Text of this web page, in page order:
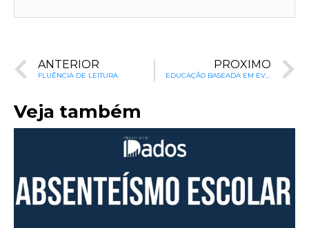
ANTERIOR
FLUÊNCIA DE LEITURA
PRÓXIMO
Veja também